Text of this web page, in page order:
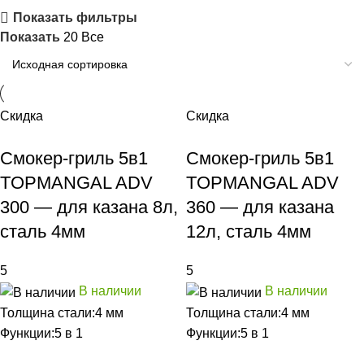
Показать фильтры
Показать 20 Все
Скидка
Смокер-гриль 5в1
TOPMANGAL ADV
300 — для казана 8л,
сталь 4мм
5
В наличии
Толщина стали:4 мм
Функции:5 в 1
Скидка
Смокер-гриль 5в1
TOPMANGAL ADV
360 — для казана
12л, сталь 4мм
5
В наличии
Толщина стали:4 мм
Функции:5 в 1